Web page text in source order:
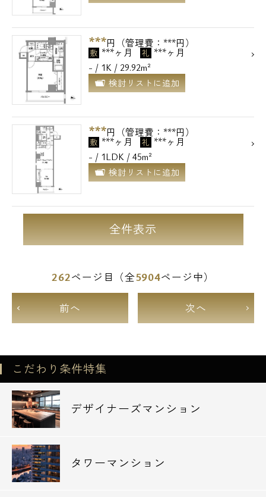
***円（管理費：***円）
敷 ***ヶ月 礼 ***ヶ月
- / 1K / 29.92m²
検討リストに追加
***円（管理費：***円）
敷 ***ヶ月 礼 ***ヶ月
- / 1LDK / 45m²
検討リストに追加
全件表示
262ページ目（全5904ページ中）
前へ 次へ
こだわり条件特集
デザイナーズマンション
タワーマンション